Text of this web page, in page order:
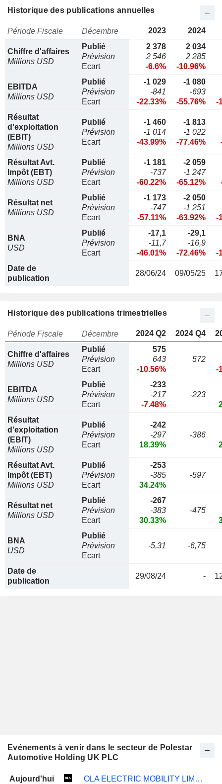
Historique des publications annuelles
Période Fiscale Décembre 2023 2024
Chiffre d'affaires
Millions USD
Publié
Prévision
Ecart
2 378
2 546
-6.6%
2 034
2 285
-10.96%
EBITDA
Millions USD
Publié
Prévision
Ecart
-1 029
-841
-22.33%
-1 080
-693
-55.76%
-
Résultat
d'exploitation
(EBIT)
Millions USD
Publié
Prévision
Ecart
-1 460
-1 014
-43.99%
-1 813
-1 022
-77.46%
Résultat Avt.
Impôt (EBT)
Millions USD
Publié
Prévision
Ecart
-1 181
-737
-60.22%
-2 059
-1 247
-65.12%
Résultat net
Millions USD
Publié
Prévision
Ecart
-1 173
-747
-57.11%
-2 050
-1 251
-63.92%
-
BNA
USD
Publié
Prévision
Ecart
-17,1
-11,7
-46.01%
-29,1
-16,9
-72.46%
-
Date de
publication
28/06/24 09/05/25
Historique des publications trimestrielles
Période Fiscale Décembre 2024 Q2 2024 Q4
Chiffre d'affaires
Millions USD
Publié
Prévision
Ecart
575
643
-10.56%
572
-
EBITDA
Millions USD
Publié
Prévision
Ecart
-233
-217
-7.48%
-223
Résultat
d'exploitation
(EBIT)
Millions USD
Publié
Prévision
Ecart
-242
-297
18.39%
-386
Résultat Avt.
Impôt (EBT)
Millions USD
Publié
Prévision
Ecart
-253
-385
34.24%
-597
Résultat net
Millions USD
Publié
Prévision
Ecart
-267
-383
30.33%
-475
BNA
USD
Publié
Prévision
Ecart
-5,31 -6,75
Date de
publication
29/08/24 -
Evénements à venir dans le secteur de Polestar
Automotive Holding UK PLC
Aujourd'hui
OLA ELECTRIC MOBILITY LIMITED